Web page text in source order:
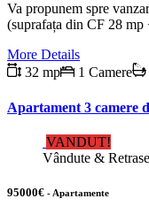
Va propunem spre
(suprafața din CF 28
More Details
32 mp
1 Camere
Apartament 3 camere
VANDUT!
Vândute & Retrase
95000€ - Apartamente